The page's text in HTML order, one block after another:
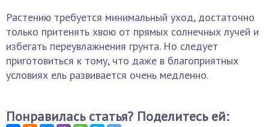
Растению требуется минимальный уход, достаточно
только притенять хвою от прямых солнечных лучей и
избегать переувлажнения грунта. Но следует
приготовиться к тому, что даже в благоприятных
условиях ель развивается очень медленно.
Понравилась статья? Поделитесь ей: